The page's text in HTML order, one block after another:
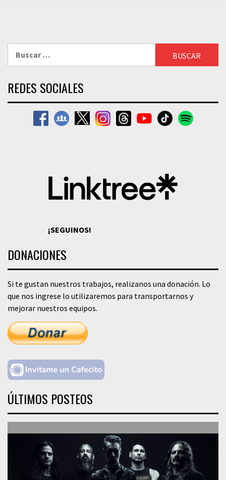
REDES SOCIALES
¡SEGUINOS!
DONACIONES
Si te gustan nuestros trabajos, realizanos una donación. Lo
que nos ingrese lo utilizaremos para transportarnos y
mejorar nuestros equipos.
ÚLTIMOS POSTEOS